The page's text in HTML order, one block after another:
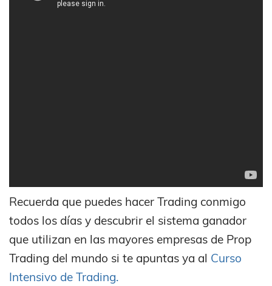
Recuerda que puedes hacer Trading conmigo
todos los días y descubrir el sistema ganador
que utilizan en las mayores empresas de Prop
Trading del mundo si te apuntas ya al Curso
Intensivo de Trading.